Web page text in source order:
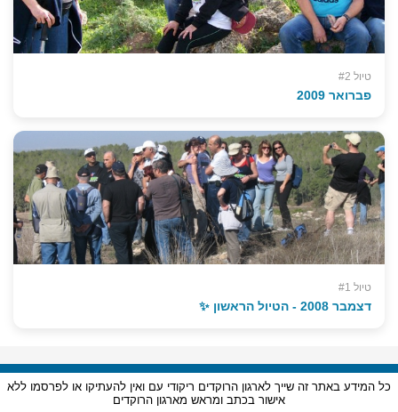
טיול #2
פברואר 2009
טיול #1
דצמבר 2008 - הטיול הראשון ✨
כל המידע באתר זה שייך לארגון הרוקדים ריקודי עם ואין להעתיקו או לפרסמו ללא
אישור בכתב ומראש מארגון הרוקדים